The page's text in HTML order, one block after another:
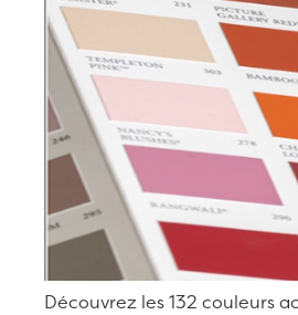
Découvrez les 132 couleurs